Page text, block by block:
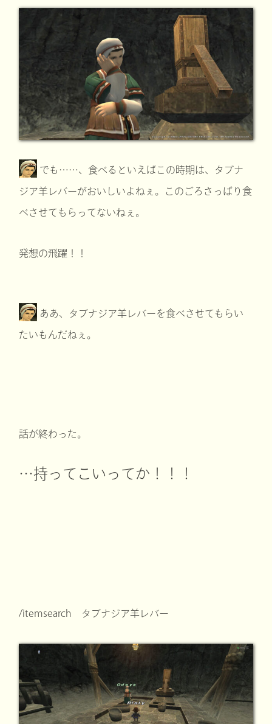
でも……、食べるといえばこの時期は、タブナ
ジア羊レバーがおいしいよねぇ。このごろさっぱり食
べさせてもらってないねぇ。
発想の飛躍！！
ああ、タブナジア羊レバーを食べさせてもらい
たいもんだねぇ。
話が終わった。
…持ってこいってか！！！
/itemsearch タブナジア羊レバー